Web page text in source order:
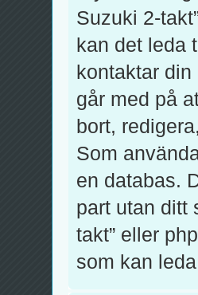
Suzuki 2-
kan det leda
kontaktar
går med på
bort,
Som
en databas.
part utan ditt
takt” eller
som kan